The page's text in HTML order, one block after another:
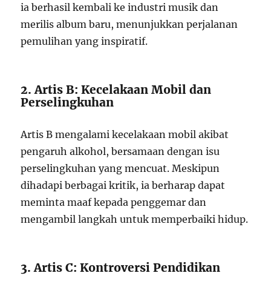
ia berhasil kembali ke industri musik dan
merilis album baru, menunjukkan perjalanan
pemulihan yang inspiratif.
2. Artis B: Kecelakaan Mobil dan
Perselingkuhan
Artis B mengalami kecelakaan mobil akibat
pengaruh alkohol, bersamaan dengan isu
perselingkuhan yang mencuat. Meskipun
dihadapi berbagai kritik, ia berharap dapat
meminta maaf kepada penggemar dan
mengambil langkah untuk memperbaiki hidup.
3. Artis C: Kontroversi Pendidikan